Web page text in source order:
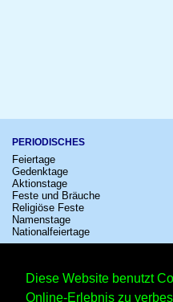
Diese Website benutzt
Online-Erlebnis zu
PERIODISCHES
Feiertage
Gedenktage
Aktionstage
Feste und Bräuche
Religiöse Feste
Namenstage
Nationalfeiertage
Konzerte
Kinostarts
Festivals